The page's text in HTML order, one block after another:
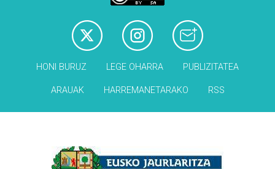
HONI BURUZ LEGE OHARRA PUBLIZITATEA
ARAUAK HARREMANETARAKO RSS